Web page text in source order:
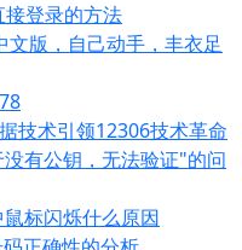
登录的方法
版，自己动手，丰衣足
技术引领12306技术革命
有公钥，无法验证"的问
标闪烁什么原因